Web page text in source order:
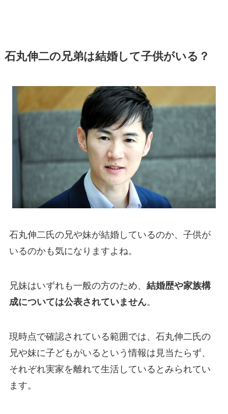
石丸伸二の兄弟は結婚して子供がいる？
石丸伸二氏の兄や妹が結婚しているのか、子供が
いるのかも気になりますよね。
兄妹はいずれも一般の方のため、 結婚歴や家族構
成については公表されていません。
現時点で確認されている範囲では、石丸伸二氏の
兄や妹に子どもがいるという情報は見当たらず、
それぞれ実家を離れて生活しているとみられてい
ます。